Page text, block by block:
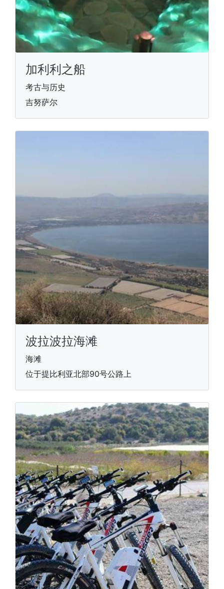
加利利之船
考古与历史
吉努萨尔
波拉波拉海滩
海滩
位于提比利亚北部90号公路上